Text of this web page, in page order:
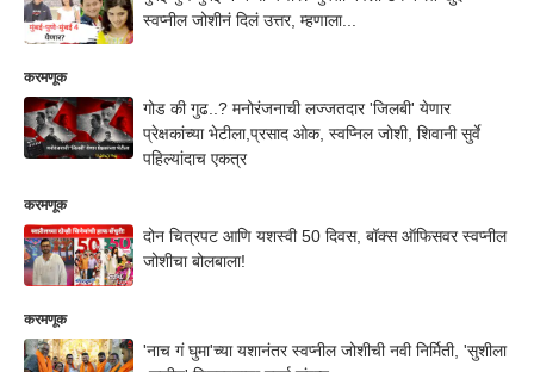
स्वप्नील जोशीनं दिलं उत्तर, म्हणाला...
करमणूक
गोड की गुढ..? मनोरंजनाची लज्जतदार 'जिलबी' येणार
प्रेक्षकांच्या भेटीला,प्रसाद ओक, स्वप्निल जोशी, शिवानी सुर्वे
पहिल्यांदाच एकत्र
करमणूक
दोन चित्रपट आणि यशस्वी 50 दिवस, बॉक्स ऑफिसवर स्वप्नील
जोशीचा बोलबाला!
करमणूक
'नाच गं घुमा'च्या यशानंतर स्वप्नील जोशीची नवी निर्मिती, 'सुशीला